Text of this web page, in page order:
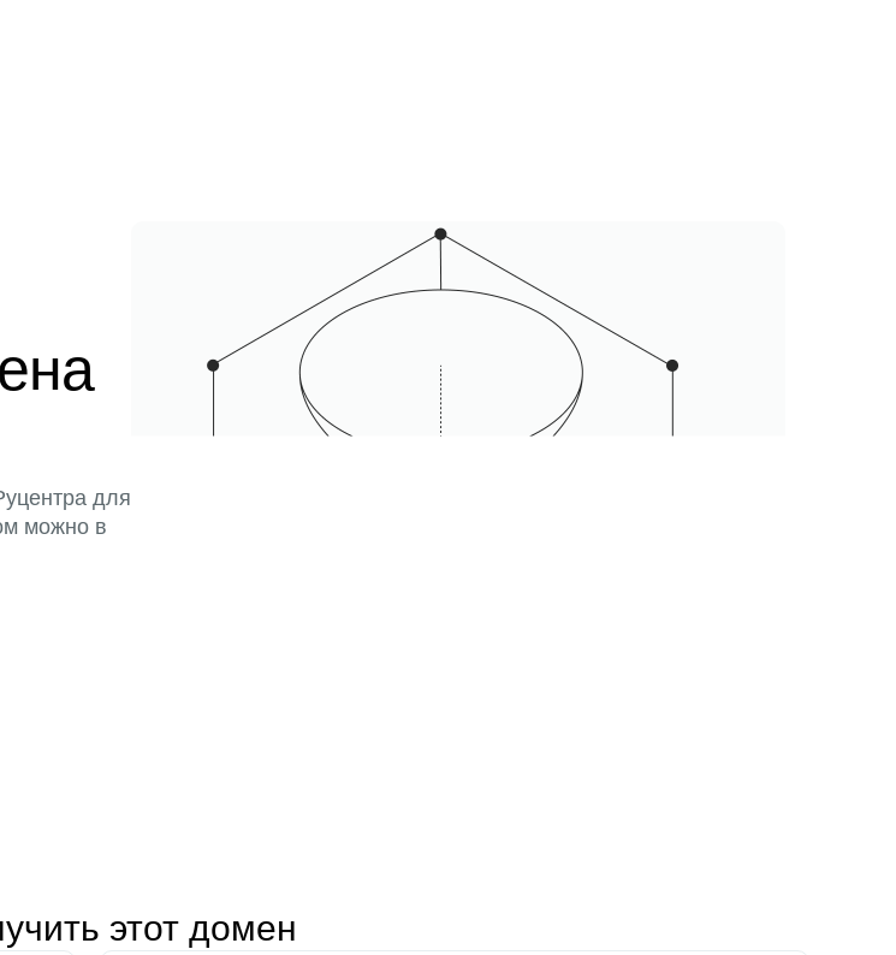
для
можно в
этот домен